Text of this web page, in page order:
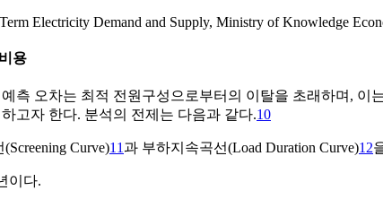
Electricity Demand and Supply, Ministry of Knowledge
용
측 오차는 최적 전원구성으로부터의 이탈을 초래하며,
고자 한다. 분석의 전제는 다음과 같다.10
Curve)11과 부하지속곡선(Load Duration Curve)12
이다.